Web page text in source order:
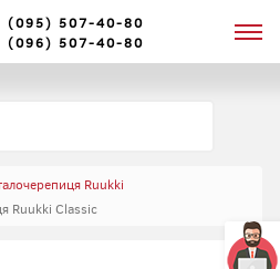
(095) 507-40-80
(096) 507-40-80
Ruukki
Ruukki Classic